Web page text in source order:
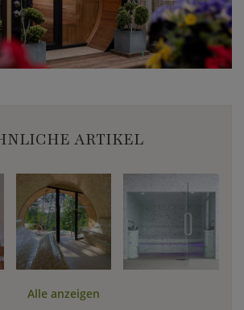
ARTIKEL
Alle anzeigen